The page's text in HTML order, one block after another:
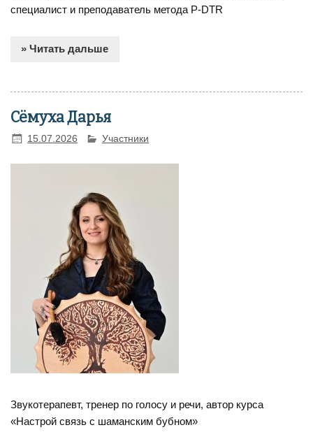
специалист и преподаватель метода P-DTR
» Читать дальше
Сёмуха Дарья
15.07.2026 Участники
Звукотерапевт, тренер по голосу и речи, автор курса
«Настрой связь с шаманским бубном»